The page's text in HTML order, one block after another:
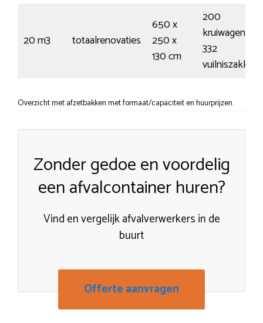
20 m3 totaalrenovaties
650 x
250 x
130 cm
200
kruiwagens /
332
vuilniszakken
Overzicht met afzetbakken met formaat/capaciteit en huurprijzen.
Zonder gedoe en voordelig
een afvalcontainer huren?
Vind en vergelijk afvalverwerkers in de
buurt
Offerte aanvragen